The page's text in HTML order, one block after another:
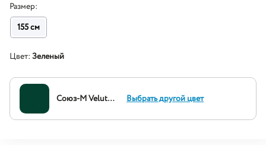
Размер:
155 см
Цвет: Зеленый
Союз-М Velutto 33 Выбрать другой цвет